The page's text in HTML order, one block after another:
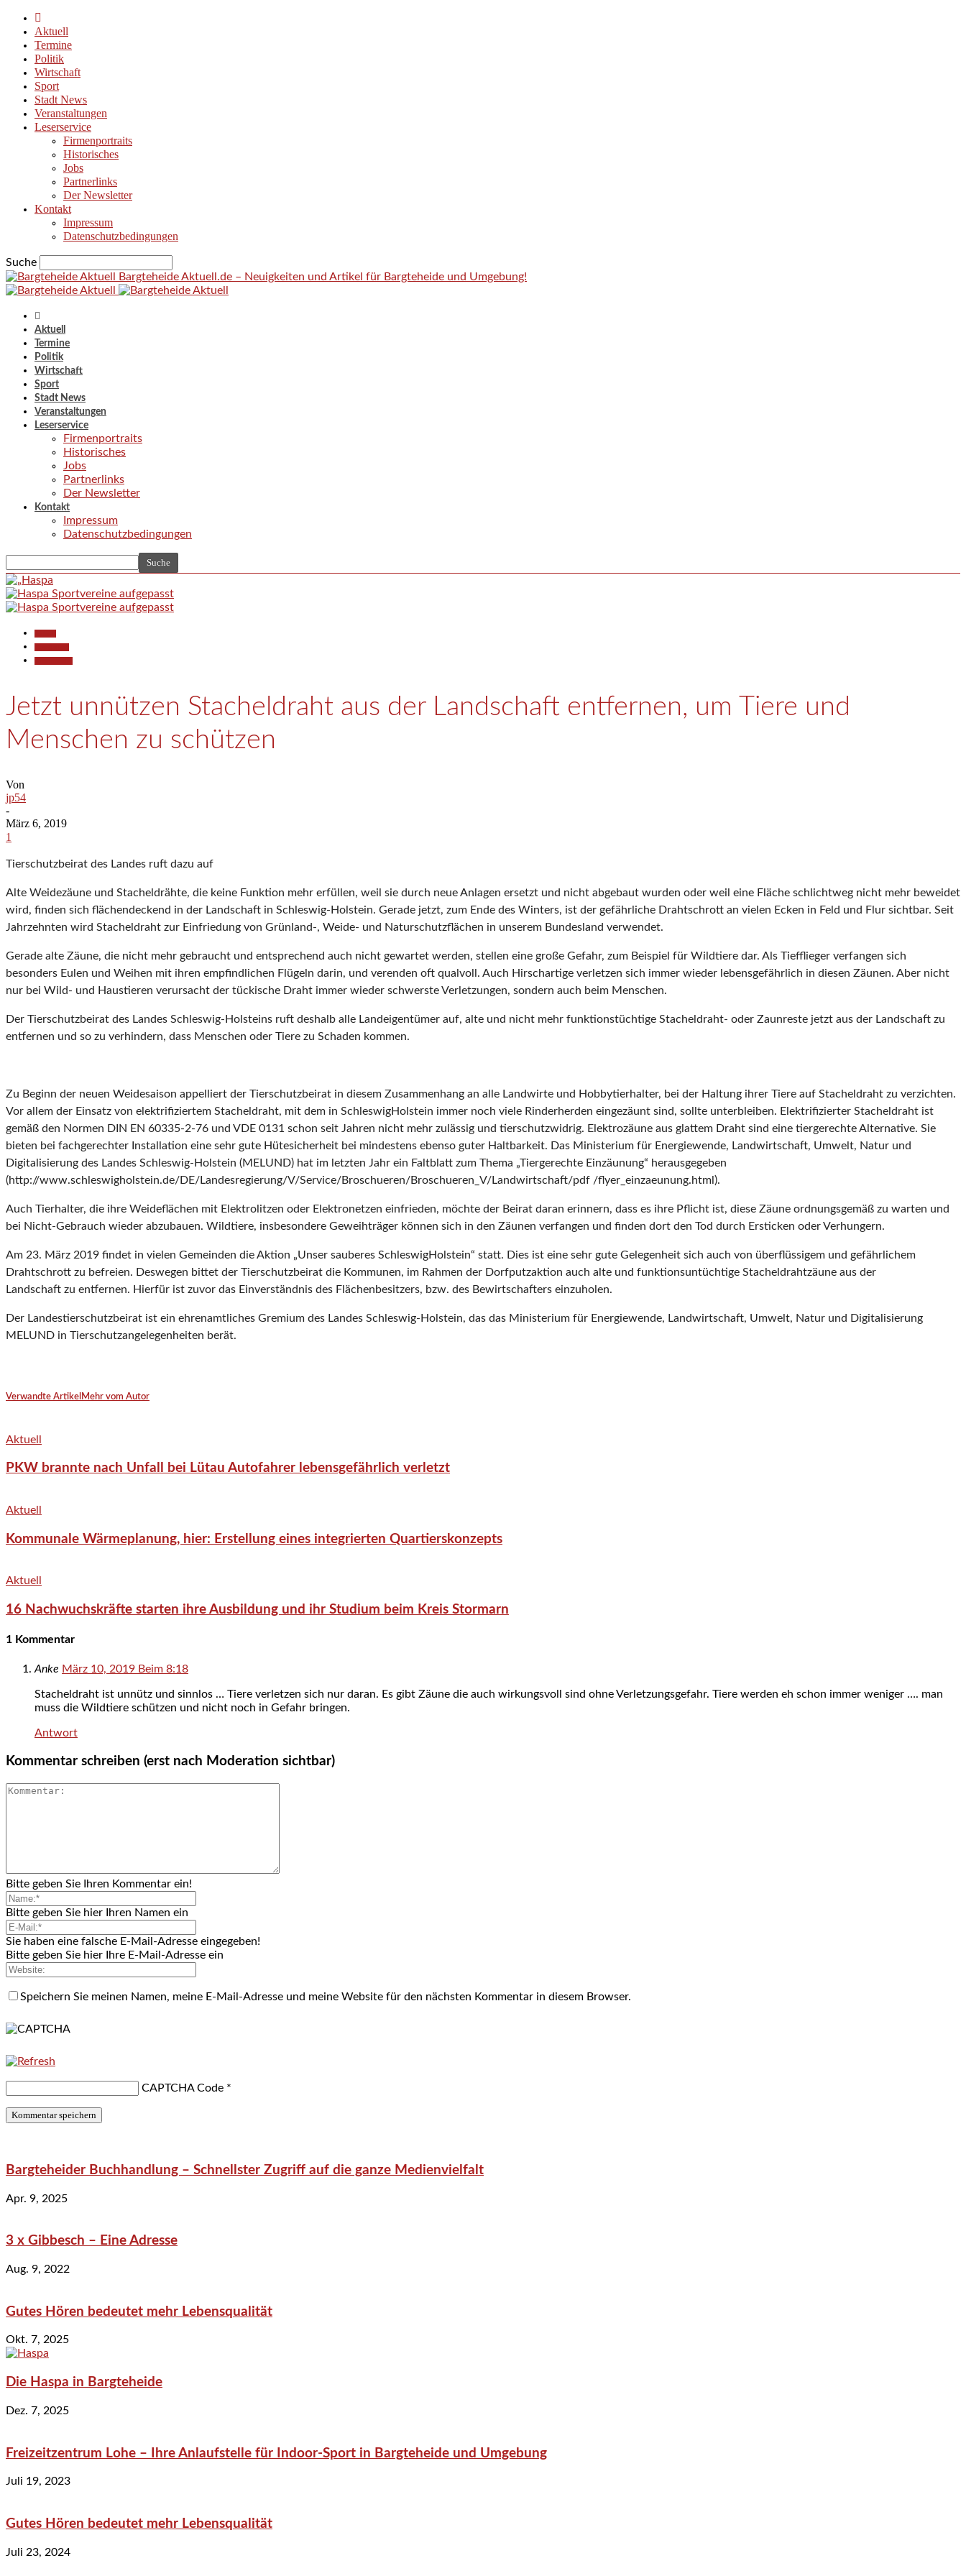
Aktuell
Termine
Politik
Wirtschaft
Sport
Stadt News
Veranstaltungen
Leserservice
Firmenportraits
Historisches
Jobs
Partnerlinks
Der Newsletter
Kontakt
Impressum
Datenschutzbedingungen
Suche
Bargteheide Aktuell.de – Neuigkeiten und Artikel für Bargteheide und Umgebung!
Aktuell
Termine
Politik
Wirtschaft
Sport
Stadt News
Veranstaltungen
Leserservice
Firmenportraits
Historisches
Jobs
Partnerlinks
Der Newsletter
Kontakt
Impressum
Datenschutzbedingungen
Jetzt unnützen Stacheldraht aus der Landschaft entfernen, um Tiere und
Menschen zu schützen
Von
jp54
-
März 6, 2019
1
Tierschutzbeirat des Landes ruft dazu auf
Alte Weidezäune und Stacheldrähte, die keine Funktion mehr erfüllen, weil sie durch neue Anlagen ersetzt und nicht abgebaut wurden oder weil eine Fläche schlichtweg nicht mehr beweidet
wird, finden sich flächendeckend in der Landschaft in Schleswig-Holstein. Gerade jetzt, zum Ende des Winters, ist der gefährliche Drahtschrott an vielen Ecken in Feld und Flur sichtbar. Seit
Jahrzehnten wird Stacheldraht zur Einfriedung von Grünland-, Weide- und Naturschutzflächen in unserem Bundesland verwendet.
Gerade alte Zäune, die nicht mehr gebraucht und entsprechend auch nicht gewartet werden, stellen eine große Gefahr, zum Beispiel für Wildtiere dar. Als Tiefflieger verfangen sich
besonders Eulen und Weihen mit ihren empfindlichen Flügeln darin, und verenden oft qualvoll. Auch Hirschartige verletzen sich immer wieder lebensgefährlich in diesen Zäunen. Aber nicht
nur bei Wild- und Haustieren verursacht der tückische Draht immer wieder schwerste Verletzungen, sondern auch beim Menschen.
Der Tierschutzbeirat des Landes Schleswig-Holsteins ruft deshalb alle Landeigentümer auf, alte und nicht mehr funktionstüchtige Stacheldraht- oder Zaunreste jetzt aus der Landschaft zu
entfernen und so zu verhindern, dass Menschen oder Tiere zu Schaden kommen.
Zu Beginn der neuen Weidesaison appelliert der Tierschutzbeirat in diesem Zusammenhang an alle Landwirte und Hobbytierhalter, bei der Haltung ihrer Tiere auf Stacheldraht zu verzichten.
Vor allem der Einsatz von elektrifiziertem Stacheldraht, mit dem in SchleswigHolstein immer noch viele Rinderherden eingezäunt sind, sollte unterbleiben. Elektrifizierter Stacheldraht ist
gemäß den Normen DIN EN 60335-2-76 und VDE 0131 schon seit Jahren nicht mehr zulässig und tierschutzwidrig. Elektrozäune aus glattem Draht sind eine tiergerechte Alternative. Sie
bieten bei fachgerechter Installation eine sehr gute Hütesicherheit bei mindestens ebenso guter Haltbarkeit. Das Ministerium für Energiewende, Landwirtschaft, Umwelt, Natur und
Digitalisierung des Landes Schleswig-Holstein (MELUND) hat im letzten Jahr ein Faltblatt zum Thema „Tiergerechte Einzäunung“ herausgegeben
(http://www.schleswigholstein.de/DE/Landesregierung/V/Service/Broschueren/Broschueren_V/Landwirtschaft/pdf /flyer_einzaeunung.html).
Auch Tierhalter, die ihre Weideflächen mit Elektrolitzen oder Elektronetzen einfrieden, möchte der Beirat daran erinnern, dass es ihre Pflicht ist, diese Zäune ordnungsgemäß zu warten und
bei Nicht-Gebrauch wieder abzubauen. Wildtiere, insbesondere Geweihträger können sich in den Zäunen verfangen und finden dort den Tod durch Ersticken oder Verhungern.
Am 23. März 2019 findet in vielen Gemeinden die Aktion „Unser sauberes SchleswigHolstein“ statt. Dies ist eine sehr gute Gelegenheit sich auch von überflüssigem und gefährlichem
Drahtschrott zu befreien. Deswegen bittet der Tierschutzbeirat die Kommunen, im Rahmen der Dorfputzaktion auch alte und funktionsuntüchtige Stacheldrahtzäune aus der
Landschaft zu entfernen. Hierfür ist zuvor das Einverständnis des Flächenbesitzers, bzw. des Bewirtschafters einzuholen.
Der Landestierschutzbeirat ist ein ehrenamtliches Gremium des Landes Schleswig-Holstein, das das Ministerium für Energiewende, Landwirtschaft, Umwelt, Natur und Digitalisierung
MELUND in Tierschutzangelegenheiten berät.
Verwandte Artikel Mehr vom Autor
Aktuell
PKW brannte nach Unfall bei Lütau Autofahrer lebensgefährlich verletzt
Aktuell
Kommunale Wärmeplanung, hier: Erstellung eines integrierten Quartierskonzepts
Aktuell
16 Nachwuchskräfte starten ihre Ausbildung und ihr Studium beim Kreis Stormarn
1 Kommentar
Anke März 10, 2019 Beim 8:18
Stacheldraht ist unnütz und sinnlos … Tiere verletzen sich nur daran. Es gibt Zäune die auch wirkungsvoll sind ohne Verletzungsgefahr. Tiere werden eh schon immer weniger …. man
muss die Wildtiere schützen und nicht noch in Gefahr bringen.
Antwort
Kommentar schreiben (erst nach Moderation sichtbar)
Bitte geben Sie Ihren Kommentar ein!
Bitte geben Sie hier Ihren Namen ein
Sie haben eine falsche E-Mail-Adresse eingegeben!
Bitte geben Sie hier Ihre E-Mail-Adresse ein
Speichern Sie meinen Namen, meine E-Mail-Adresse und meine Website für den nächsten Kommentar in diesem Browser.
CAPTCHA Code *
Bargteheider Buchhandlung – Schnellster Zugriff auf die ganze Medienvielfalt
Apr. 9, 2025
3 x Gibbesch – Eine Adresse
Aug. 9, 2022
Gutes Hören bedeutet mehr Lebensqualität
Okt. 7, 2025
Die Haspa in Bargteheide
Dez. 7, 2025
Freizeitzentrum Lohe – Ihre Anlaufstelle für Indoor-Sport in Bargteheide und Umgebung
Juli 19, 2023
Gutes Hören bedeutet mehr Lebensqualität
Juli 23, 2024